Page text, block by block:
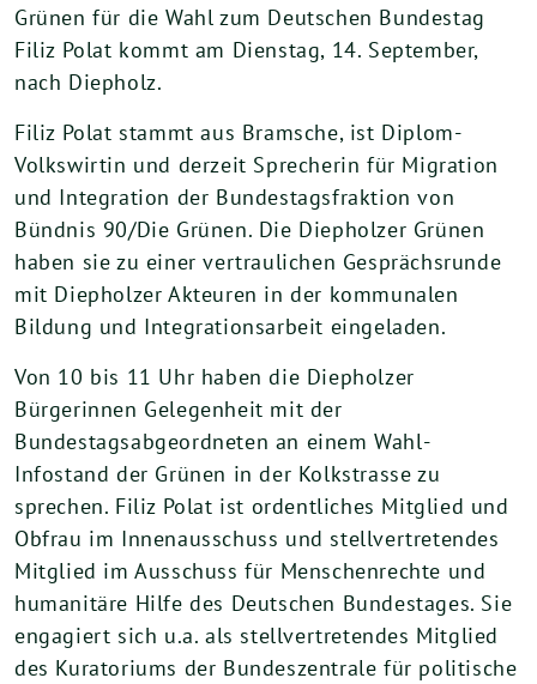
Grünen für die Wahl zum Deutschen Bundestag
Filiz Polat kommt am Dienstag, 14. September,
nach Diepholz.
Filiz Polat stammt aus Bramsche, ist Diplom-
Volkswirtin und derzeit Sprecherin für Migration
und Integration der Bundestagsfraktion von
Bündnis 90/Die Grünen. Die Diepholzer Grünen
haben sie zu einer vertraulichen Gesprächsrunde
mit Diepholzer Akteuren in der kommunalen
Bildung und Integrationsarbeit eingeladen.
Von 10 bis 11 Uhr haben die Diepholzer
Bürgerinnen Gelegenheit mit der
Bundestagsabgeordneten an einem Wahl-
Infostand der Grünen in der Kolkstrasse zu
sprechen. Filiz Polat ist ordentliches Mitglied und
Obfrau im Innenausschuss und stellvertretendes
Mitglied im Ausschuss für Menschenrechte und
humanitäre Hilfe des Deutschen Bundestages. Sie
engagiert sich u.a. als stellvertretendes Mitglied
des Kuratoriums der Bundeszentrale für politische